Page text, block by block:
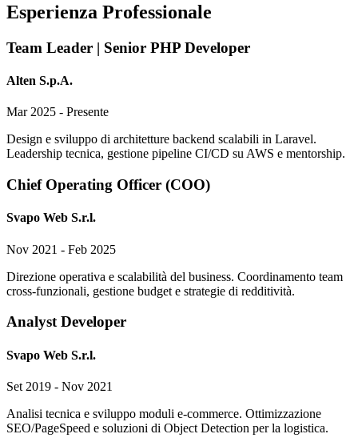
Esperienza Professionale
Team Leader | Senior PHP Developer
Alten S.p.A.
Mar 2025 - Presente
Design e sviluppo di architetture backend scalabili in Laravel.
Leadership tecnica, gestione pipeline CI/CD su AWS e mentorship.
Chief Operating Officer (COO)
Svapo Web S.r.l.
Nov 2021 - Feb 2025
Direzione operativa e scalabilità del business. Coordinamento team
cross-funzionali, gestione budget e strategie di redditività.
Analyst Developer
Svapo Web S.r.l.
Set 2019 - Nov 2021
Analisi tecnica e sviluppo moduli e-commerce. Ottimizzazione
SEO/PageSpeed e soluzioni di Object Detection per la logistica.